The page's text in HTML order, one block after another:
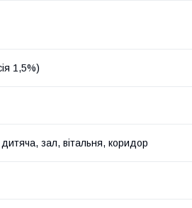
1,5%)
зал, вітальня, коридор